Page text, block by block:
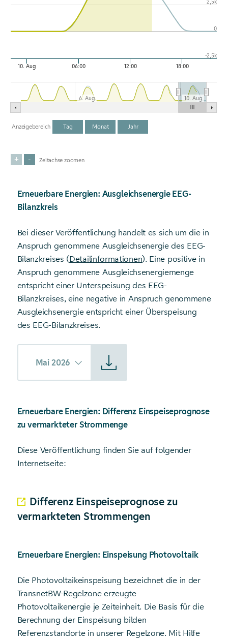
10. Aug 06:00 12:00 18:00
-2,5k
0
2,5k
6. Aug 10. Aug
+ - Zeitachse zoomen
Anzeigebereich Tag Monat Jahr
Erneuerbare Energien: Ausgleichsenergie EEG-
Bilanzkreis
Bei dieser Veröffentlichung handelt es sich um die in
Anspruch genommene Ausgleichsenergie des EEG-
Bilanzkreises (Detailinformationen). Eine positive in
Anspruch genommene Ausgleichsenergiemenge
entspricht einer Unterspeisung des EEG-
Bilanzkreises, eine negative in Anspruch genommene
Ausgleichsenergie entspricht einer Überspeisung
des EEG-Bilanzkreises.
Mai 2026
Erneuerbare Energien: Differenz Einspeiseprognose
zu vermarkteter Strommenge
Diese Veröffentlichung finden Sie auf folgender
Internetseite:
Differenz Einspeiseprognose zu
vermarkteten Strommengen
Erneuerbare Energien: Einspeisung Photovoltaik
Die Photovoltaikeinspeisung bezeichnet die in der
TransnetBW-Regelzone erzeugte
Photovoltaikenergie je Zeiteinheit. Die Basis für die
Berechnung der Einspeisung bilden
Referenzstandorte in unserer Regelzone. Mit Hilfe